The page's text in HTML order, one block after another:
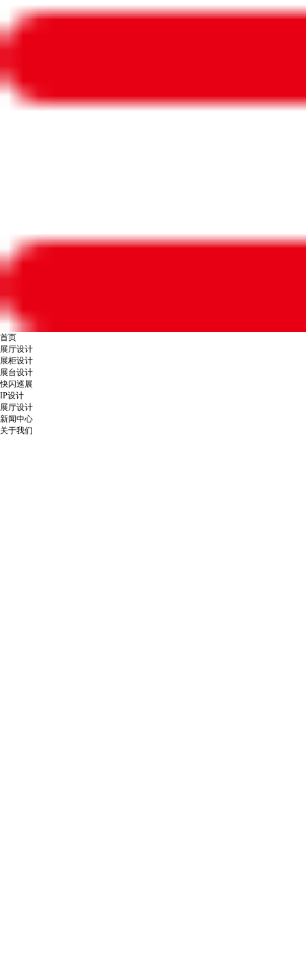
首页
展厅设计
展柜设计
展台设计
快闪巡展
IP设计
展厅设计
新闻中心
关于我们